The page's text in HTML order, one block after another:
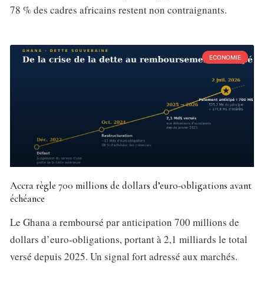
78 % des cadres africains restent non contraignants.
ECONOMIE
Accra règle 700 millions de dollars d’euro-obligations avant
échéance
Le Ghana a remboursé par anticipation 700 millions de
dollars d’euro-obligations, portant à 2,1 milliards le total
versé depuis 2025. Un signal fort adressé aux marchés.